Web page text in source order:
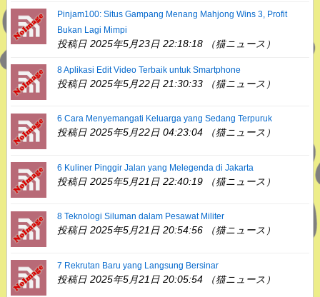
Pinjam100: Situs Gampang Menang Mahjong Wins 3, Profit
Bukan Lagi Mimpi
投稿日 2025年5月23日 22:18:18 （猫ニュース）
8 Aplikasi Edit Video Terbaik untuk Smartphone
投稿日 2025年5月22日 21:30:33 （猫ニュース）
6 Cara Menyemangati Keluarga yang Sedang Terpuruk
投稿日 2025年5月22日 04:23:04 （猫ニュース）
6 Kuliner Pinggir Jalan yang Melegenda di Jakarta
投稿日 2025年5月21日 22:40:19 （猫ニュース）
8 Teknologi Siluman dalam Pesawat Militer
投稿日 2025年5月21日 20:54:56 （猫ニュース）
7 Rekrutan Baru yang Langsung Bersinar
投稿日 2025年5月21日 20:05:54 （猫ニュース）